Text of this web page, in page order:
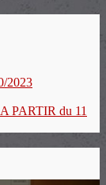
2023
PARTIR du 11